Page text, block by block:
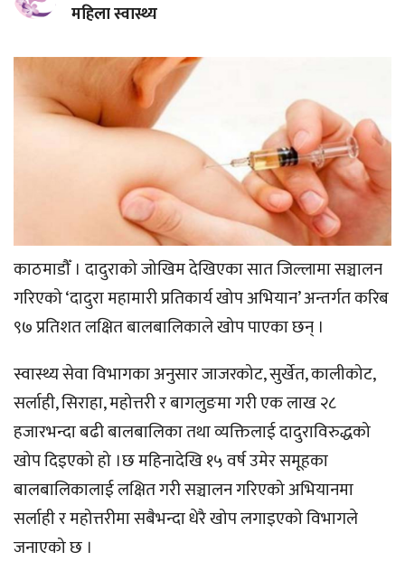
महिला स्वास्थ्य
काठमाडौँ । दादुराको जोखिम देखिएका सात जिल्लामा सञ्चालन
गरिएको ‘दादुरा महामारी प्रतिकार्य खोप अभियान’ अन्तर्गत करिब
९७ प्रतिशत लक्षित बालबालिकाले खोप पाएका छन् ।
स्वास्थ्य सेवा विभागका अनुसार जाजरकोट, सुर्खेत, कालीकोट,
सर्लाही, सिराहा, महोत्तरी र बागलुङमा गरी एक लाख २८
हजारभन्दा बढी बालबालिका तथा व्यक्तिलाई दादुराविरुद्धको
खोप दिइएको हो ।छ महिनादेखि १५ वर्ष उमेर समूहका
बालबालिकालाई लक्षित गरी सञ्चालन गरिएको अभियानमा
सर्लाही र महोत्तरीमा सबैभन्दा धेरै खोप लगाइएको विभागले
जनाएको छ ।